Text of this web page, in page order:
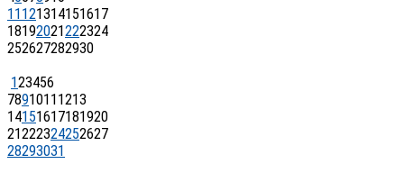
11 121314151617
18192021222324
252627282930
123456
7891011 1213
14151617181920
21222324252627
28293031